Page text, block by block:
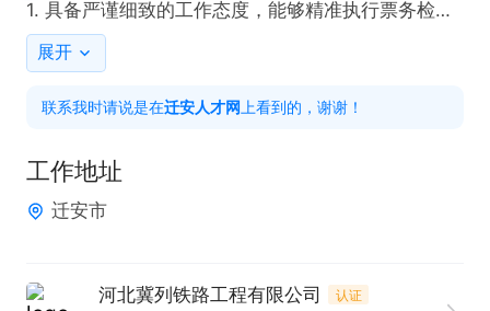
1. 具备严谨细致的工作态度，能够精准执行票务检查
任务。
展开
联系我时请说是在迁安人才网 上看到的，谢谢！
工作地址
迁安市
河北冀列铁路工程有限公司 认证